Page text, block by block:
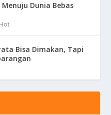
Dunia Bebas
Hot
Bisa Dimakan, Tapi